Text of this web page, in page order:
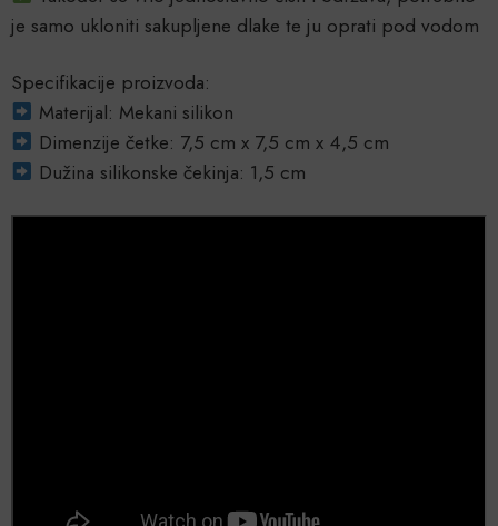
je samo ukloniti sakupljene dlake te ju oprati pod vodom
Specifikacije proizvoda:
Materijal: Mekani silikon
Dimenzije četke: 7,5 cm x 7,5 cm x 4,5 cm
Dužina silikonske čekinja: 1,5 cm